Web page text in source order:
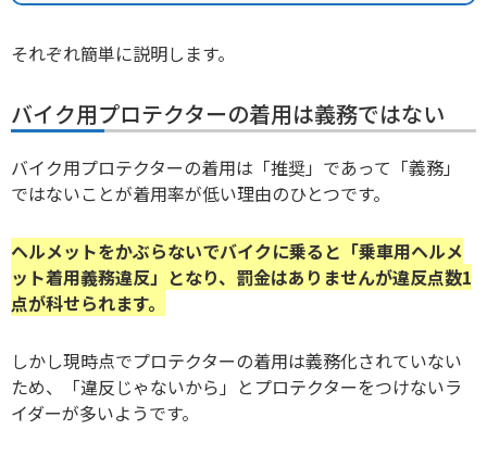
それぞれ簡単に説明します。
バイク用プロテクターの着用は義務ではない
バイク用プロテクターの着用は「推奨」であって「義務」
ではないことが着用率が低い理由のひとつです。
ヘルメットをかぶらないでバイクに乗ると「乗車用ヘルメ
ット着用義務違反」となり、罰金はありませんが違反点数1
点が科せられます。
しかし現時点でプロテクターの着用は義務化されていない
ため、「違反じゃないから」とプロテクターをつけないラ
イダーが多いようです。